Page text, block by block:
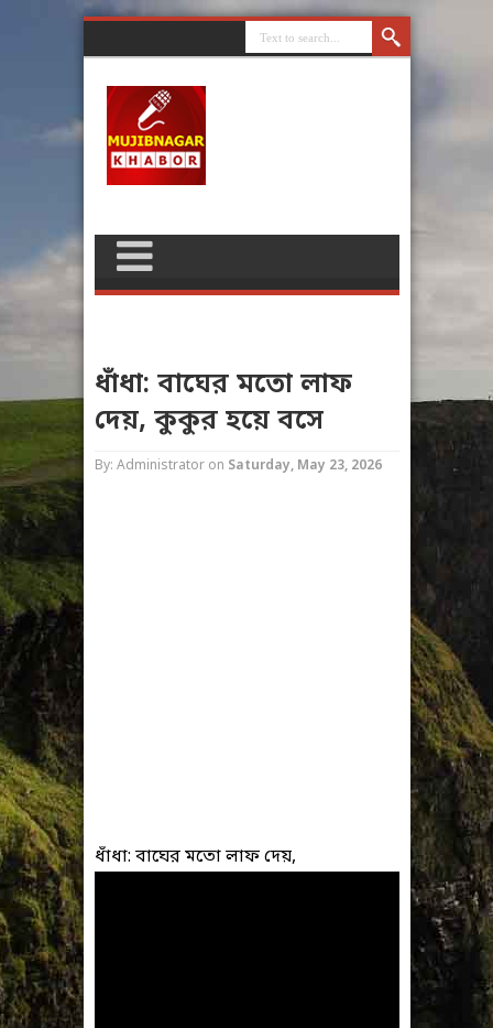
ধাঁধা: বাঘের মতো লাফ
দেয়, কুকুর হয়ে বসে
By: Administrator on Saturday, May 23, 2026
ধাঁধা: বাঘের মতো লাফ দেয়,